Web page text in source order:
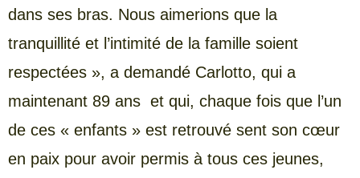
dans ses bras. Nous aimerions que la
tranquillité et l’intimité de la famille soient
respectées », a demandé Carlotto, qui a
maintenant 89 ans et qui, chaque fois que l’un
de ces « enfants » est retrouvé sent son cœur
en paix pour avoir permis à tous ces jeunes,